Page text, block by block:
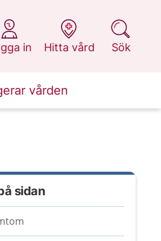
in
Hitta vård
på 1177.se
Sök
på 1177.se
vården
sidan